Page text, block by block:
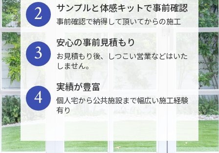
サンプルと体感キットで事前確認
事前確認で納得して頂いてからの施工
2
安心の事前見積もり
お見積もり後、しつこい営業などはいた
しません。
3
実績が豊富
個人宅から公共施設まで幅広い施工経験
有り
4